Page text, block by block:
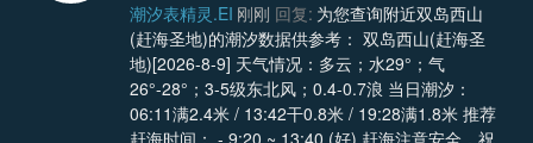
潮汐表精灵.EI 刚刚 回复: 为您查询附近双岛西山
(赶海圣地)的潮汐数据供参考： 双岛西山(赶海圣
地)[2026-8-9] 天气情况：多云；水29°；气
26°-28°；3-5级东北风；0.4-0.7浪 当日潮汐：
06:11满2.4米 / 13:42干0.8米 / 19:28满1.8米 推荐